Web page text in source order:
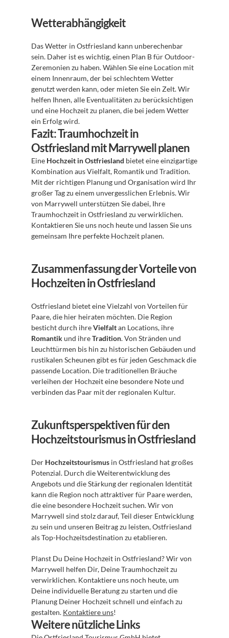
Wetterabhängigkeit
Das Wetter in Ostfriesland kann unberechenbar
sein. Daher ist es wichtig, einen Plan B für Outdoor-
Zeremonien zu haben. Wählen Sie eine Location mit
einem Innenraum, der bei schlechtem Wetter
genutzt werden kann, oder mieten Sie ein Zelt. Wir
helfen Ihnen, alle Eventualitäten zu berücksichtigen
und eine Hochzeit zu planen, die bei jedem Wetter
ein Erfolg wird.
Fazit: Traumhochzeit in
Ostfriesland mit Marrywell planen
Eine Hochzeit in Ostfriesland bietet eine einzigartige
Kombination aus Vielfalt, Romantik und Tradition.
Mit der richtigen Planung und Organisation wird Ihr
großer Tag zu einem unvergesslichen Erlebnis. Wir
von Marrywell unterstützen Sie dabei, Ihre
Traumhochzeit in Ostfriesland zu verwirklichen.
Kontaktieren Sie uns noch heute und lassen Sie uns
gemeinsam Ihre perfekte Hochzeit planen.
Zusammenfassung der Vorteile von
Hochzeiten in Ostfriesland
Ostfriesland bietet eine Vielzahl von Vorteilen für
Paare, die hier heiraten möchten. Die Region
besticht durch ihre Vielfalt
Romantik und ihre Tradition. Von Stränden und
Leuchttürmen bis hin zu historischen Gebäuden und
rustikalen Scheunen gibt es für jeden Geschmack die
passende Location. Die traditionellen Bräuche
verleihen der Hochzeit eine besondere Note und
verbinden das Paar mit der regionalen Kultur.
Zukunftsperspektiven für den
Hochzeitstourismus in Ostfriesland
Der Hochzeitstourismus in Ostfriesland hat großes
Potenzial. Durch die Weiterentwicklung des
Angebots und die Stärkung der regionalen Identität
kann die Region noch attraktiver für Paare werden,
die eine besondere Hochzeit suchen. Wir von
Marrywell sind stolz darauf, Teil dieser Entwicklung
zu sein und unseren Beitrag zu leisten, Ostfriesland
als Top-Hochzeitsdestination zu etablieren.
Planst Du Deine Hochzeit in Ostfriesland? Wir von
Marrywell helfen Dir, Deine Traumhochzeit zu
verwirklichen. Kontaktiere uns noch heute, um
Deine individuelle Beratung zu starten und die
Planung Deiner Hochzeit schnell und einfach zu
gestalten. Kontaktiere uns!
Weitere nützliche Links